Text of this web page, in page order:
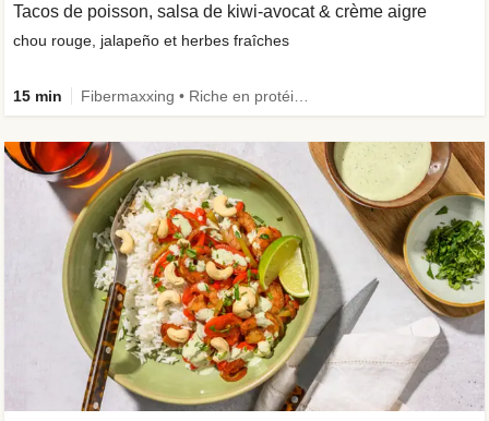
Tacos de poisson, salsa de kiwi-avocat & crème aigre
chou rouge, jalapeño et herbes fraîches
15 min